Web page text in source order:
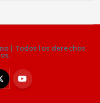
| Todos los derechos